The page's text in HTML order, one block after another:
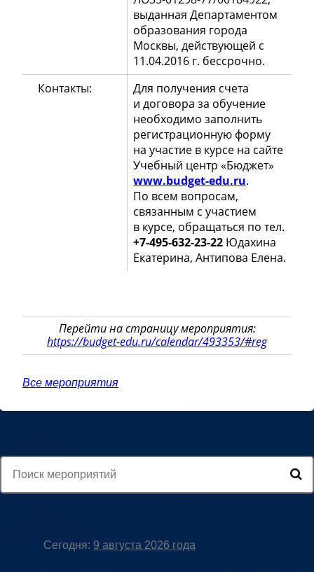
выданная Департаментом
образования города
Москвы, действующей с
11.04.2016 г. бессрочно.
Контакты:
Для получения счета
и договора за обучение
необходимо заполнить
регистрационную форму
на участие в курсе на сайте
Учебный центр «Бюджет»
www.budget-edu.ru.
По всем вопросам,
связанным с участием
в курсе, обращаться по тел.
+7-495-632-23-22 Юдахина
Екатерина, Антипова Елена.
Перейти на страницу мероприятия:
https://budget-edu.ru/calendar/493353/#reg
Все мероприятия
Сегодня: 9 августа 2026 года